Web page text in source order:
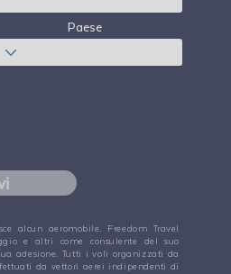
Paese
alcun aeromobile. Freedom Travel
e altri come consulente del suo
adesione. Tutti i voli organizzati da
da vettori aerei indipendenti di